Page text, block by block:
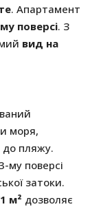
. Апартамент
поверсі. З
вид на
моря,
пляжу.
му поверсі
затоки.
м² дозволяє